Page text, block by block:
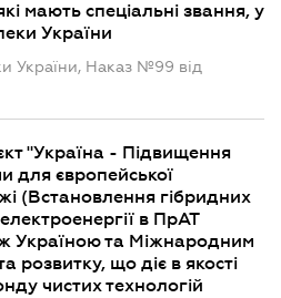
мають спеціальні звання, у
України
України, Наказ №99 від
"Україна - Підвищення
для європейської
(Встановлення гібридних
в ПрАТ
Україною та Міжнародним
розвитку, що діє в якості
чистих технологій